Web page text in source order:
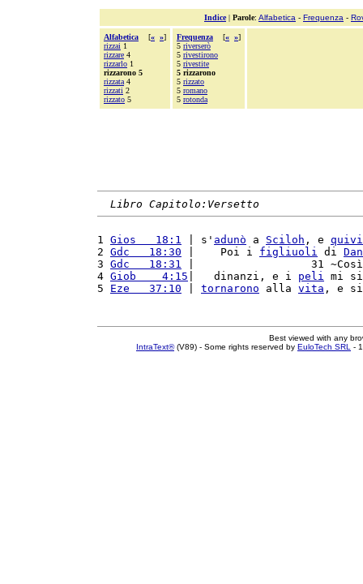
Indice| Parole: Alfabetica - Frequenza -
Alfabetica [« »]
rizzai 1
rizzare 4
rizzarlo 1
rizzarono 5
rizzata 4
rizzati 2
rizzato 5
Frequenza [« »]
5 riverserò
5 rivestirono
5 rivestite
5 rizzarono
5 rizzato
5 romano
5 rotonda
Libro Capitolo:Versetto
1 Gios   18:1 | s' adunò a Sciloh , e quivi
2 Gdc   18:30 |    Poi i figliuoli di Dan
3 Gdc   18:31 |                  31
4 Giob    4:15 |   dinanzi, e i peli mi
5 Eze   37:10 tornarono alla vita , e
Best viewed with any
IntraText®(V89) - Some rights reserved by EuloTech SRL -